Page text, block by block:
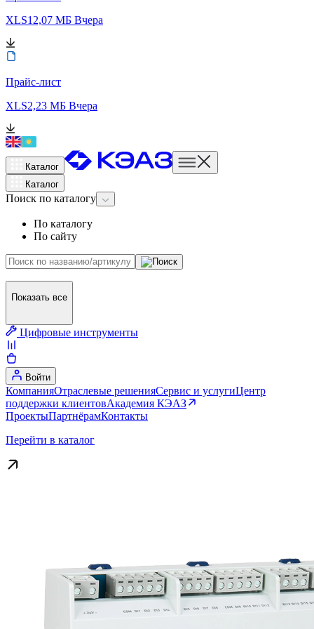
XLS12,07 МБ Вчера
Прайс-лист
XLS2,23 МБ Вчера
Каталог
Каталог
Поиск по каталогу
По каталогу
По сайту
Показать все
Цифровые инструменты
Войти
КомпанияОтраслевые решенияСервис и услугиЦентр
поддержки клиентовАкадемия КЭАЗ
ПроектыПартнёрамКонтакты
Перейти в каталог